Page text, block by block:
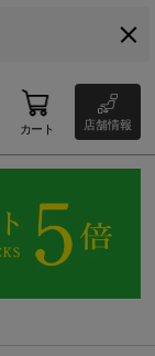
カート 店舗情報